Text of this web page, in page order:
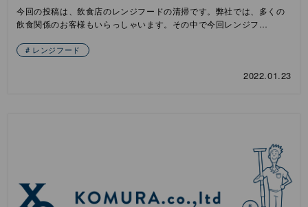
今回の投稿は、飲食店のレンジフードの清掃です。弊社では、多くの
飲食関係のお客様もいらっしゃいます。その中で今回レンジフ…
レンジフード
2022.01.23